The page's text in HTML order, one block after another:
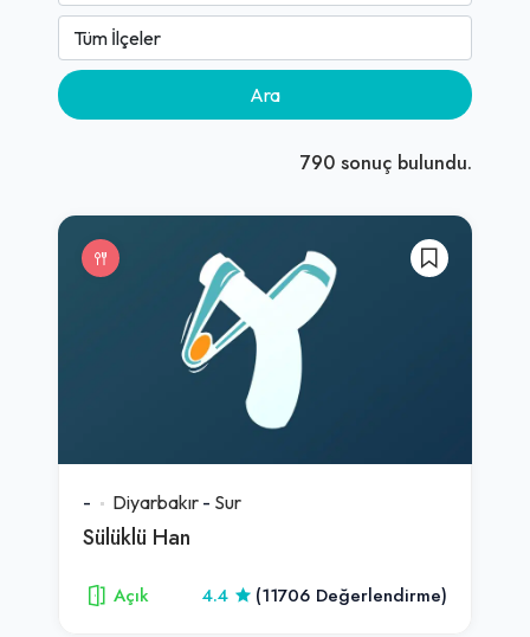
Ara
790 sonuç bulundu.
- Diyarbakır - Sur
Sülüklü Han
Açık 4.4 (11706 Değerlendirme)